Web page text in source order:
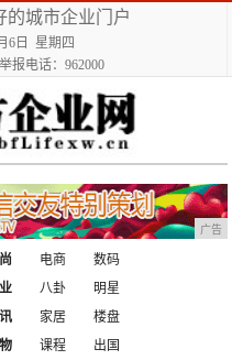
的城市企业门户
6日 星期四
报电话：962000
广告
电商
数码
八卦
明星
家居
楼盘
课程
出国